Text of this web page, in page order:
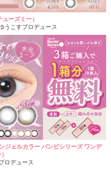
ーズミー）
うこすプロデュース
ェルカラー バンビシリーズ ワンデ
ロデュース